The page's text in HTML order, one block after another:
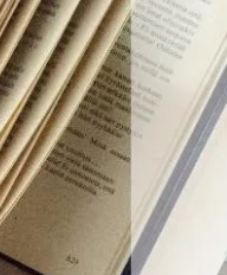
工程數學
有機化學
生產與作業管理
作業研究/管理科學
流體力學
熱力學
工程統計